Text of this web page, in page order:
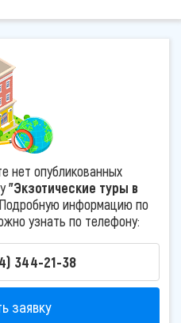
нет опубликованных
"Экзотические туры в
информацию по
узнать по телефону:
344-21-38
заявку